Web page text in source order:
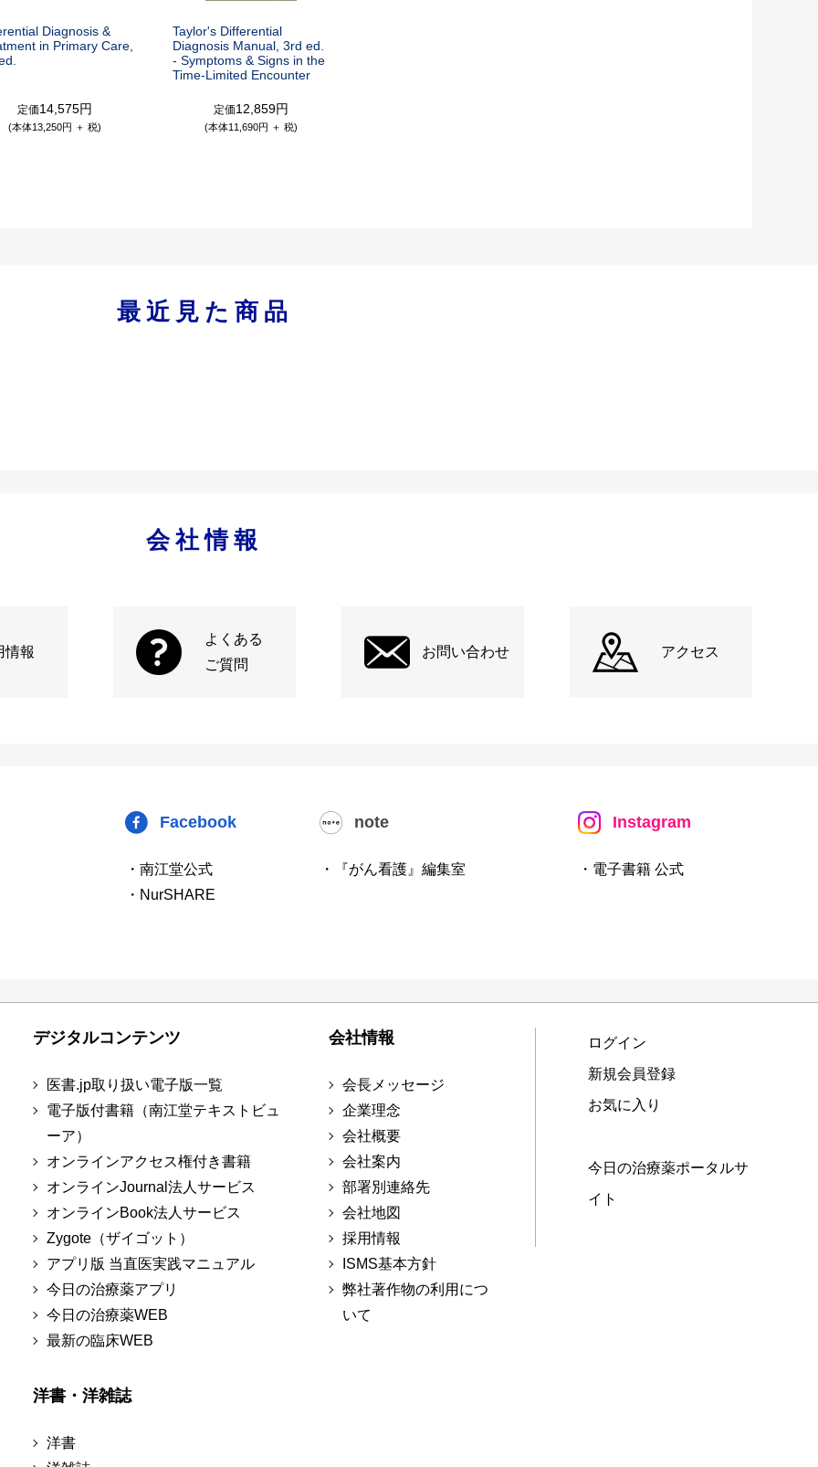
Diagnosis &
in Primary Care,
定価14,575円
(本体13,250円 ＋ 税)
Taylor's Differential
Diagnosis Manual, 3rd ed.
- Symptoms & Signs in the
Time-Limited Encounter
定価12,859円
(本体11,690円 ＋ 税)
最近見た商品
会社情報
情報
よくある
ご質問
お問い合わせ アクセス
Facebook
・南江堂公式
・NurSHARE
note
・『がん看護』編集室
Instagram
・電子書籍 公式
デジタルコンテンツ
医書.jp取り扱い電子版一覧
電子版付書籍（南江堂テキストビュ
ーア）
オンラインアクセス権付き書籍
オンラインJournal法人サービス
オンラインBook法人サービス
Zygote（ザイゴット）
アプリ版 当直医実践マニュアル
今日の治療薬アプリ
今日の治療薬WEB
最新の臨床WEB
洋書・洋雑誌
洋書
会社情報
会長メッセージ
企業理念
会社概要
会社案内
部署別連絡先
会社地図
採用情報
ISMS基本方針
弊社著作物の利用につ
いて
ログイン
新規会員登録
お気に入り
今日の治療薬ポータルサ
イト